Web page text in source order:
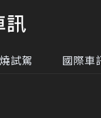
試駕 國際車